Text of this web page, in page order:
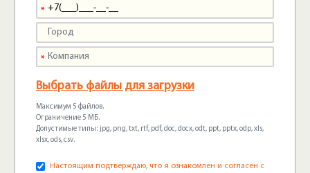
Выбрать файлы для загрузки
Максимум 5 файлов.
Ограничение 5 МБ.
Допустимые типы: jpg, png, txt, rtf, pdf, doc, docx, odt, ppt, pptx, odp, xls,
xlsx, ods, csv.
Настоящим подтверждаю, что я ознакомлен и согласен с